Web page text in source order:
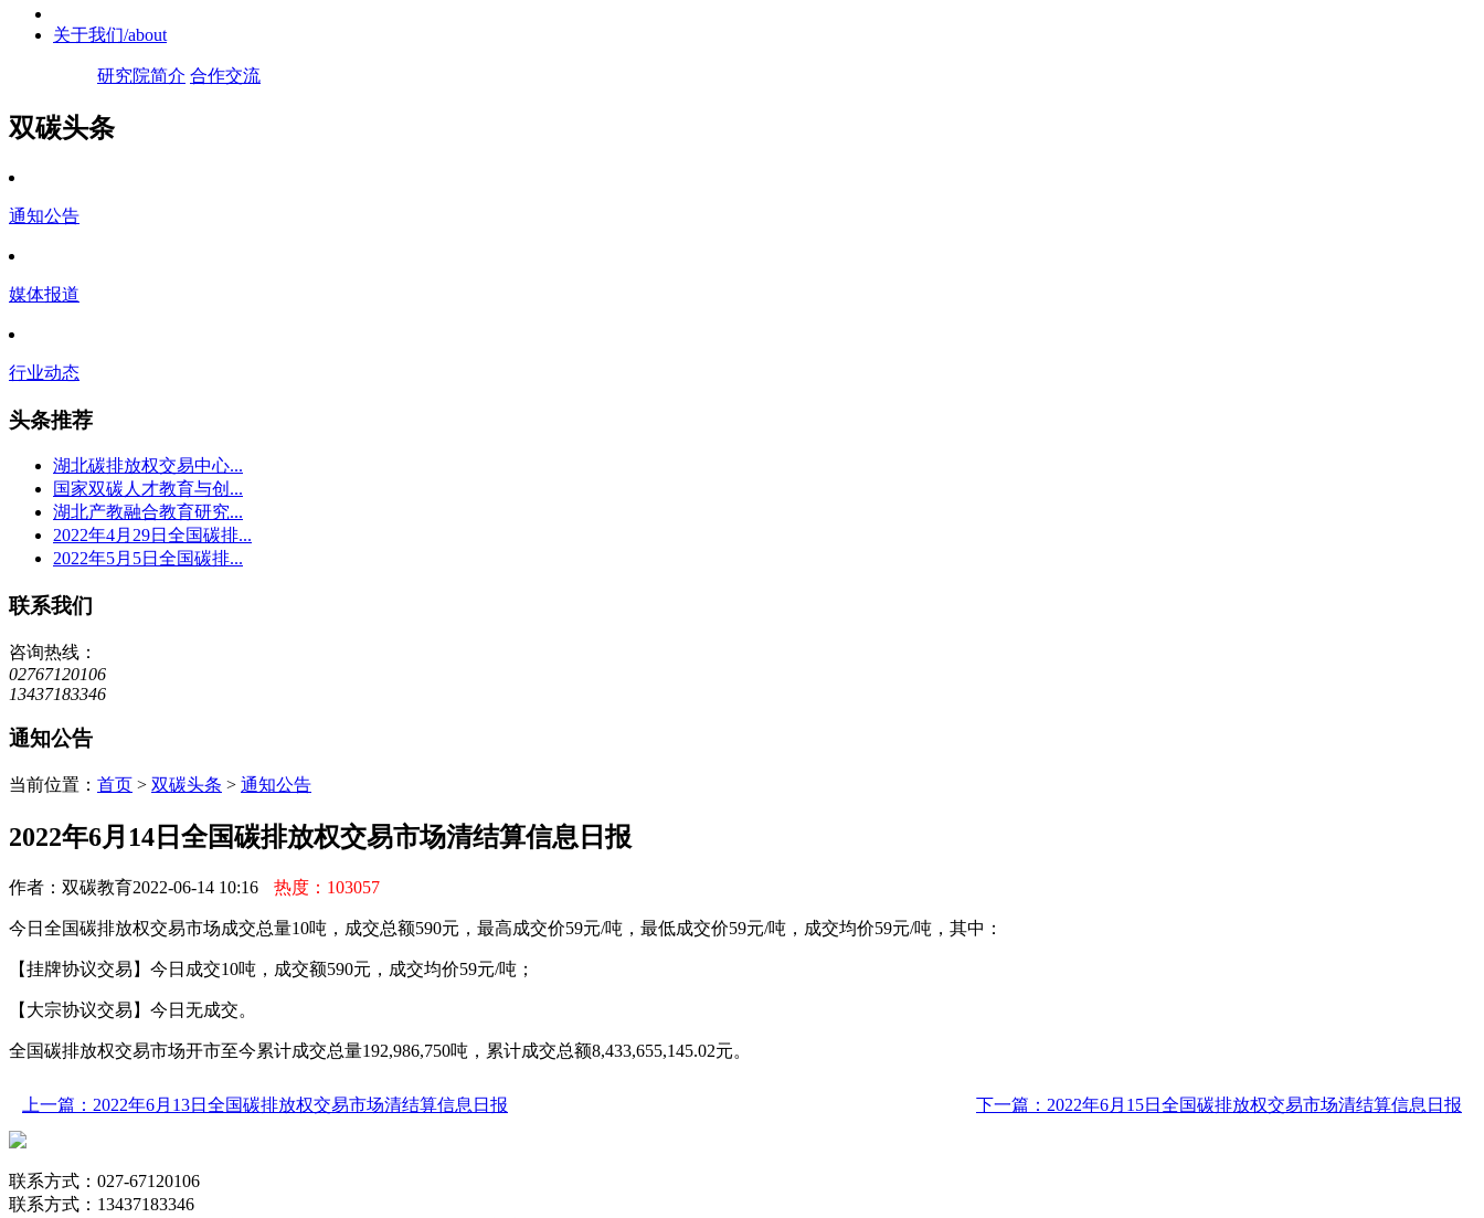
关于我们/about
研究院简介 合作交流
双碳头条
通知公告
媒体报道
行业动态
头条推荐
湖北碳排放权交易中心...
国家双碳人才教育与创...
湖北产教融合教育研究...
2022年4月29日全国碳排...
2022年5月5日全国碳排...
联系我们
咨询热线：
02767120106
13437183346
通知公告
当前位置： 首页 > 双碳头条 > 通知公告
2022年6月14日全国碳排放权交易市场清结算信息日报
作者：双碳教育2022-06-14 10:16 热度：103057
今日全国碳排放权交易市场成交总量10吨，成交总额590元，最高成交价59元/吨，最低成交价59元/吨，成交均价59元/吨，其中：
【挂牌协议交易】今日成交10吨，成交额590元，成交均价59元/吨；
【大宗协议交易】今日无成交。
全国碳排放权交易市场开市至今累计成交总量192,986,750吨，累计成交总额8,433,655,145.02元。
上一篇：2022年6月13日全国碳排放权交易市场清结算信息日报 下一篇：2022年6月15日全国碳排放权交易市场清结算信息日报
联系方式：027-67120106
联系方式：13437183346